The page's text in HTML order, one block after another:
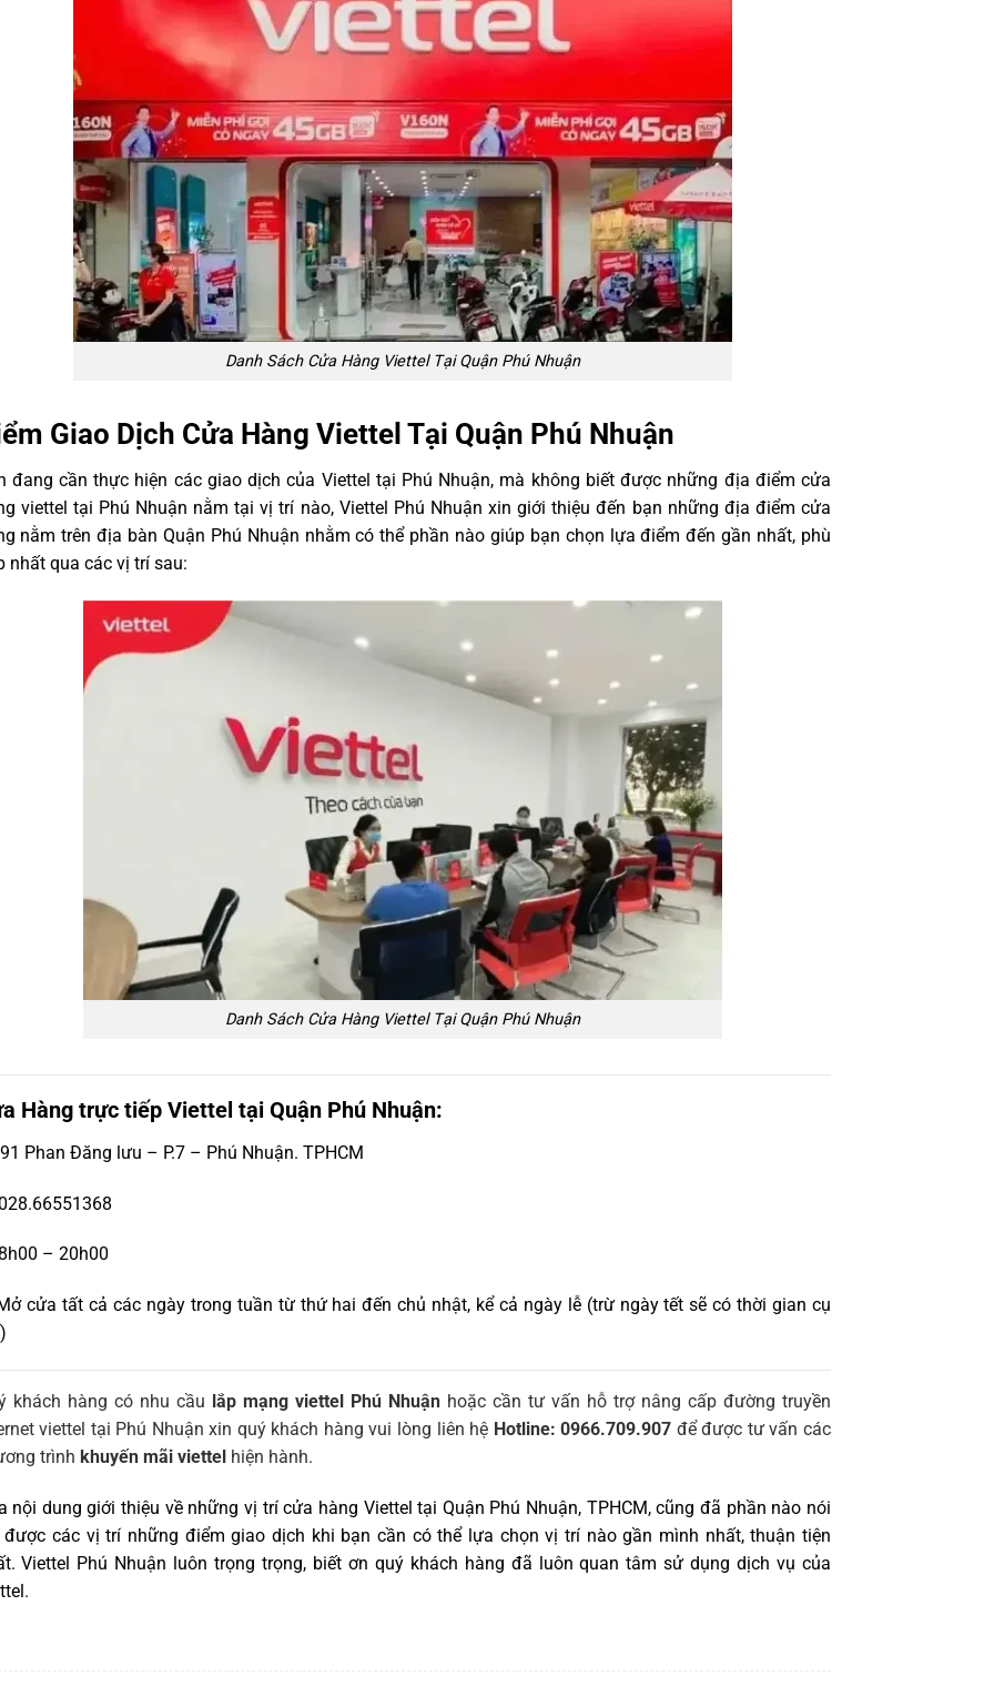
Danh Sách Cửa Hàng Viettel Tại Quận Phú Nhuận
Giao Dịch Cửa Hàng Viettel Tại Quận Phú Nhuận
đang cần thực hiện các giao dịch của Viettel tại Phú Nhuận, mà không biết được những địa điểm cửa
viettel tại Phú Nhuận nằm tại vị trí nào, Viettel Phú Nhuận xin giới thiệu đến bạn những địa điểm cửa
nằm trên địa bàn Quận Phú Nhuận nhằm có thể phần nào giúp bạn chọn lựa điểm đến gần nhất, phù
nhất qua các vị trí sau:
Danh Sách Cửa Hàng Viettel Tại Quận Phú Nhuận
Hàng trực tiếp Viettel tại Quận Phú Nhuận:
Phan Đăng lưu – P.7 – Phú Nhuận. TPHCM
– 20h00
cửa tất cả các ngày trong tuần từ thứ hai đến chủ nhật, kể cả ngày lễ (trừ ngày tết sẽ có thời gian cụ
khách hàng có nhu cầu lắp mạng viettel Phú Nhuậnhoặc cần tư vấn hỗ trợ nâng cấp đường truyền
viettel tại Phú Nhuận xin quý khách hàng vui lòng liên hệ Hotline: 0966.709.907 để được tư vấn các
trình khuyến mãi viettel hiện hành.
nội dung giới thiệu về những vị trí cửa hàng Viettel tại Quận Phú Nhuận, TPHCM, cũng đã phần nào nói
được các vị trí những điểm giao dịch khi bạn cần có thể lựa chọn vị trí nào gần mình nhất, thuận tiện
Viettel Phú Nhuận luôn trọng trọng, biết ơn quý khách hàng đã luôn quan tâm sử dụng dịch vụ của
.